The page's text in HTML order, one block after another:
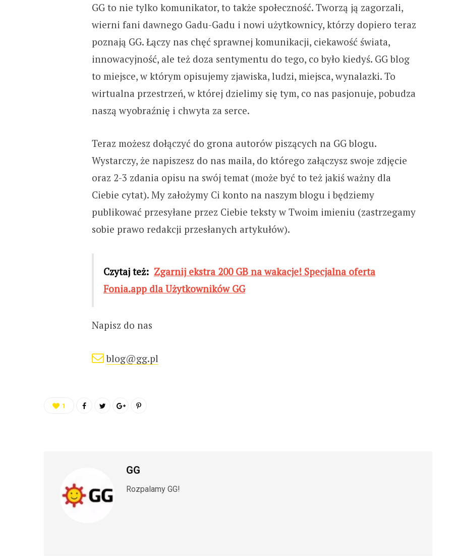
GG to nie tylko komunikator, to także społeczność. Tworzą ją zagorzali,
wierni fani dawnego Gadu-Gadu i nowi użytkownicy, którzy dopiero teraz
poznają GG. Łączy nas chęć sprawnej komunikacji, ciekawość świata,
innowacyjność, ale też doza sentymentu do tego, co było kiedyś. GG blog
to miejsce, w którym opisujemy zjawiska, ludzi, miejsca, wynalazki. To
wirtualna przestrzeń, w której dzielimy się tym, co nas pasjonuje, pobudza
naszą wyobraźnię i chwyta za serce.
Teraz możesz dołączyć do grona autorów piszących na GG blogu.
Wystarczy, że napiszesz do nas maila, do którego załączysz swoje zdjęcie
oraz 2-3 zdania opisu na swój temat (może być to też jakiś ważny dla
Ciebie cytat). My założymy Ci konto na naszym blogu i będziemy
publikować przesyłane przez Ciebie teksty w Twoim imieniu (zastrzegamy
sobie prawo redakcji przesłanych artykułów).
Czytaj też: Zgarnij ekstra 200 GB na wakacje! Specjalna oferta
Fonia.app dla Użytkowników GG
Napisz do nas
blog@gg.pl
1
GG
Rozpalamy GG!